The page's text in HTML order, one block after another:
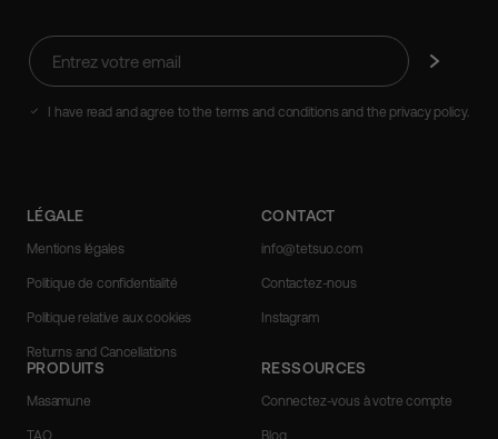
Entrez
votre
email
Abonnez-
vous
I have read and agree to the terms and conditions and the privacy policy.
LÉGALE
Mentions légales
Politique de confidentialité
Politique relative aux cookies
Returns and Cancellations
CONTACT
info@tetsuo.com
Contactez-nous
Instagram
PRODUITS
Masamune
TAO
RESSOURCES
Connectez-vous à votre compte
Blog